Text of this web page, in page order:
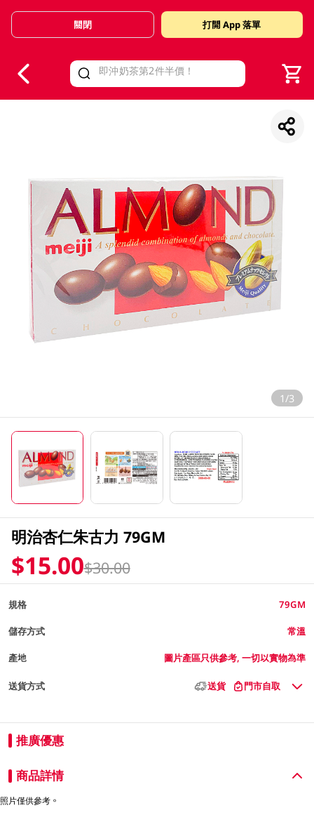
Valid Until 30 June 2026
關閉 打開 App 落單
1/3
明治杏仁朱古力 79GM
$15.00$30.00
規格 79GM
儲存方式 常溫
產地 圖片產區只供參考, 一切以實物為準
送貨方式 送貨 門市自取
推廣優惠
商品詳情
照片僅供參考。